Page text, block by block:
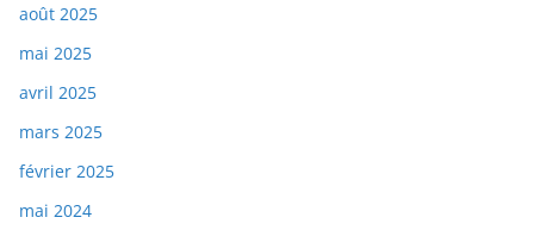
août 2025
mai 2025
avril 2025
mars 2025
février 2025
mai 2024